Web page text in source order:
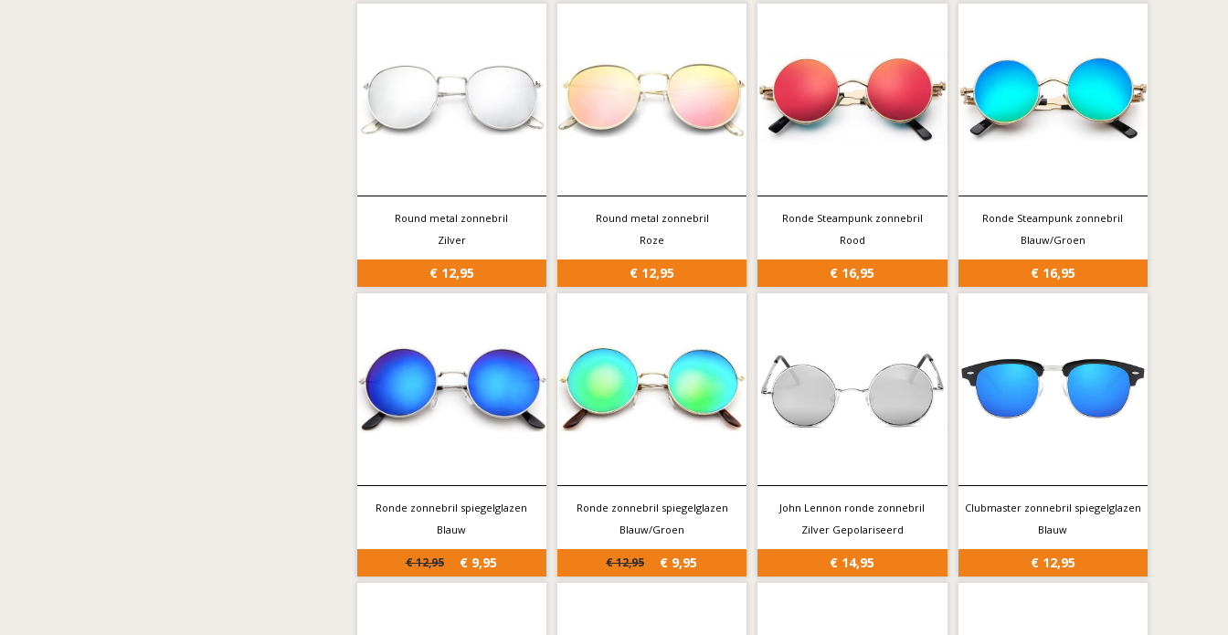
Round metal zonnebril
Zilver
€ 12,95
Round metal zonnebril
Roze
€ 12,95
Ronde Steampunk zonnebril
Rood
€ 16,95
Ronde Steampunk zonnebril
Blauw/Groen
€ 16,95
Ronde zonnebril spiegelglazen
Blauw
€ 12,95 € 9,95
Ronde zonnebril spiegelglazen
Blauw/Groen
€ 12,95 € 9,95
John Lennon ronde zonnebril
Zilver Gepolariseerd
€ 14,95
Clubmaster zonnebril spiegelglazen
Blauw
€ 12,95